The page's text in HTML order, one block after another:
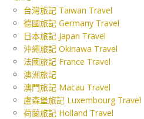
台灣旅記 Taiwan Travel
德國旅記 Germany Travel
日本旅記 Japan Travel
沖繩旅記 Okinawa Travel
法國旅記 France Travel
澳洲旅記
澳門旅記 Macau Travel
盧森堡旅記 Luxembourg Travel
荷蘭旅記 Holland Travel